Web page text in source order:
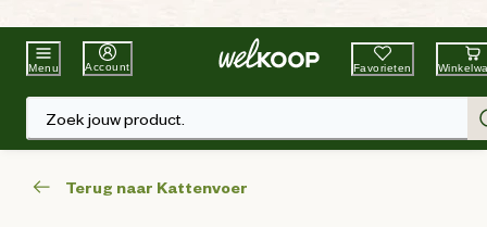
Beste WinkelketenTuin & Dier
Menu Account Favorieten
Zoek jouw product.
Terug naar Kattenvoer